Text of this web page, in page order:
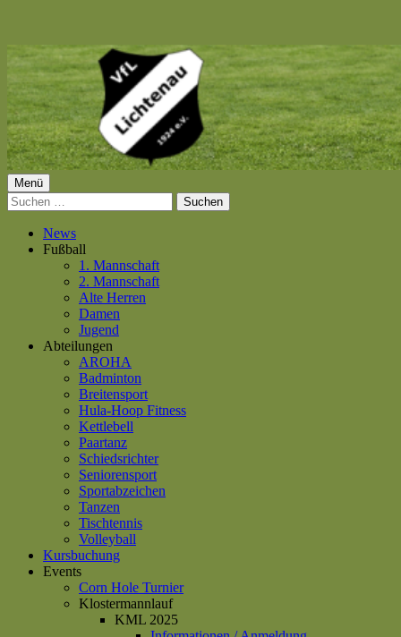
Springe
zum
Inhalt
VfL Lichtenau 1924 e.V.
Primäres
Menü
Menü
Suchen
nach:
News
Fußball
1. Mannschaft
2. Mannschaft
Alte Herren
Damen
Jugend
Abteilungen
AROHA
Badminton
Breitensport
Hula-Hoop Fitness
Kettlebell
Paartanz
Schiedsrichter
Seniorensport
Sportabzeichen
Tanzen
Tischtennis
Volleyball
Kursbuchung
Events
Corn Hole Turnier
Klostermannlauf
KML 2025